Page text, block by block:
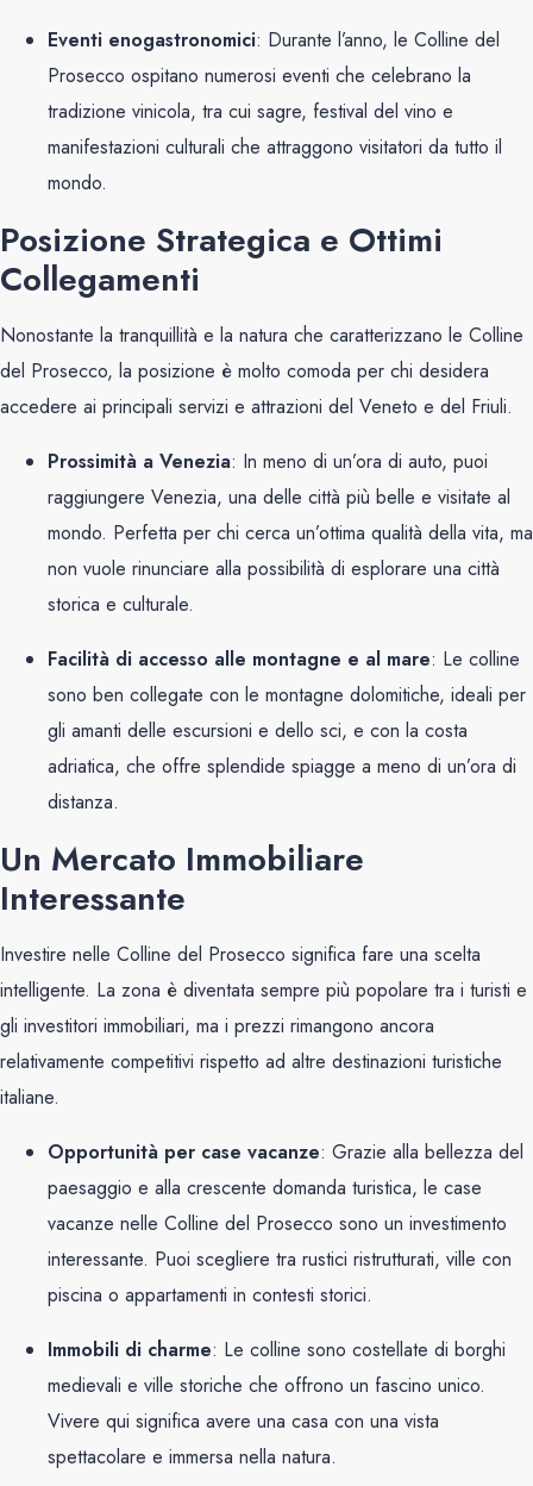
Eventi enogastronomici: Durante l’anno, le Colline del
Prosecco ospitano numerosi eventi che celebrano la
tradizione vinicola, tra cui sagre, festival del vino e
manifestazioni culturali che attraggono visitatori da tutto il
mondo.
Posizione Strategica e Ottimi
Collegamenti
Nonostante la tranquillità e la natura che caratterizzano le Colline
del Prosecco, la posizione è molto comoda per chi desidera
accedere ai principali servizi e attrazioni del Veneto e del Friuli.
Prossimità a Venezia: In meno di un’ora di auto, puoi
raggiungere Venezia, una delle città più belle e visitate al
mondo. Perfetta per chi cerca un’ottima qualità della vita, ma
non vuole rinunciare alla possibilità di esplorare una città
storica e culturale.
Facilità di accesso alle montagne e al mare: Le colline
sono ben collegate con le montagne dolomitiche, ideali per
gli amanti delle escursioni e dello sci, e con la costa
adriatica, che offre splendide spiagge a meno di un’ora di
distanza.
Un Mercato Immobiliare
Interessante
Investire nelle Colline del Prosecco significa fare una scelta
intelligente. La zona è diventata sempre più popolare tra i turisti e
gli investitori immobiliari, ma i prezzi rimangono ancora
relativamente competitivi rispetto ad altre destinazioni turistiche
italiane.
Opportunità per case vacanze: Grazie alla bellezza del
paesaggio e alla crescente domanda turistica, le case
vacanze nelle Colline del Prosecco sono un investimento
interessante. Puoi scegliere tra rustici ristrutturati, ville con
piscina o appartamenti in contesti storici.
Immobili di charme: Le colline sono costellate di borghi
medievali e ville storiche che offrono un fascino unico.
Vivere qui significa avere una casa con una vista
spettacolare e immersa nella natura.